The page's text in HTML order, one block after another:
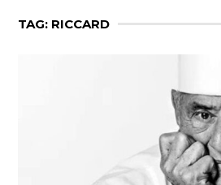
TAG: RICCARD